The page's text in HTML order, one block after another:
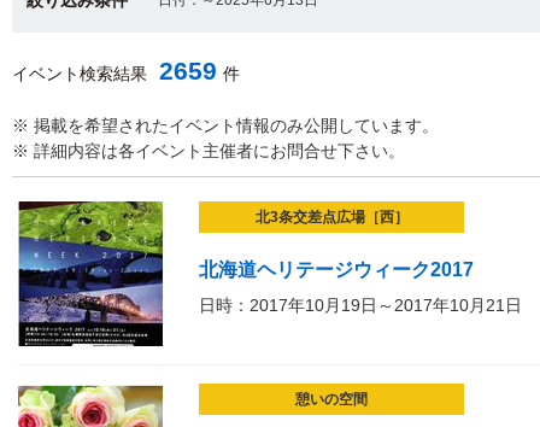
イベント検索結果 2659 件
※ 掲載を希望されたイベント情報のみ公開しています。
※ 詳細内容は各イベント主催者にお問合せ下さい。
北3条交差点広場［西］
北海道ヘリテージウィーク2017
日時：2017年10月19日～2017年10月21日
憩いの空間